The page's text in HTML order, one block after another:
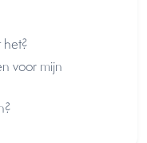
het?
voor mijn